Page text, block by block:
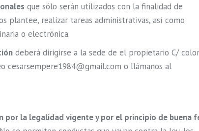
que sólo serán utilizados con la finalidad de
plantee, realizar tareas administrativas, así como
o electrónica.
deberá dirigirse a la sede de el propietario C/
cesarsempere1984@gmail.com o llámanos al
por la legalidad vigente y por el principio de buena